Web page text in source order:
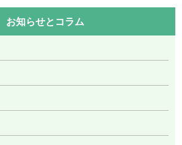
お知らせとコラム